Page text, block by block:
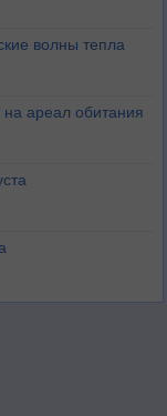
волны тепла
ареал обитания